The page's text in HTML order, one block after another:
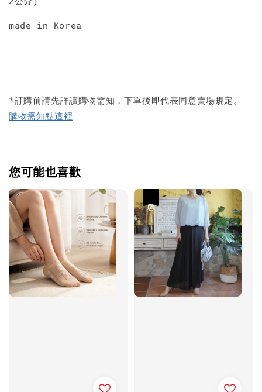
made in Korea
*訂購前請先詳讀購物需知，下單後即代表同意賣場規定。
購物需知點這裡
您可能也喜歡